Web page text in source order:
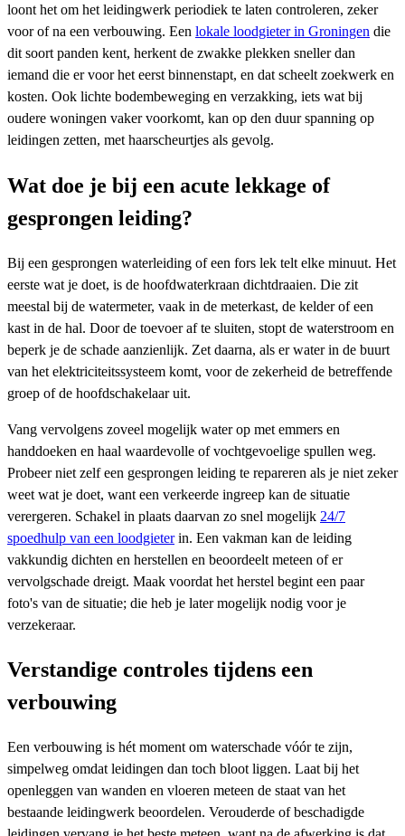
loont het om het leidingwerk periodiek te laten controleren, zeker
voor of na een verbouwing. Een lokale loodgieter in Groningen die
dit soort panden kent, herkent de zwakke plekken sneller dan
iemand die er voor het eerst binnenstapt, en dat scheelt zoekwerk en
kosten. Ook lichte bodembeweging en verzakking, iets wat bij
oudere woningen vaker voorkomt, kan op den duur spanning op
leidingen zetten, met haarscheurtjes als gevolg.
Wat doe je bij een acute lekkage of
gesprongen leiding?
Bij een gesprongen waterleiding of een fors lek telt elke minuut. Het
eerste wat je doet, is de hoofdwaterkraan dichtdraaien. Die zit
meestal bij de watermeter, vaak in de meterkast, de kelder of een
kast in de hal. Door de toevoer af te sluiten, stopt de waterstroom en
beperk je de schade aanzienlijk. Zet daarna, als er water in de buurt
van het elektriciteitssysteem komt, voor de zekerheid de betreffende
groep of de hoofdschakelaar uit.
Vang vervolgens zoveel mogelijk water op met emmers en
handdoeken en haal waardevolle of vochtgevoelige spullen weg.
Probeer niet zelf een gesprongen leiding te repareren als je niet zeker
weet wat je doet, want een verkeerde ingreep kan de situatie
verergeren. Schakel in plaats daarvan zo snel mogelijk 24/7
spoedhulp van een loodgieterin. Een vakman kan de leiding
vakkundig dichten en herstellen en beoordeelt meteen of er
vervolgschade dreigt. Maak voordat het herstel begint een paar
foto's van de situatie; die heb je later mogelijk nodig voor je
verzekeraar.
Verstandige controles tijdens een
verbouwing
Een verbouwing is hét moment om waterschade vóór te zijn,
simpelweg omdat leidingen dan toch bloot liggen. Laat bij het
openleggen van wanden en vloeren meteen de staat van het
bestaande leidingwerk beoordelen. Verouderde of beschadigde